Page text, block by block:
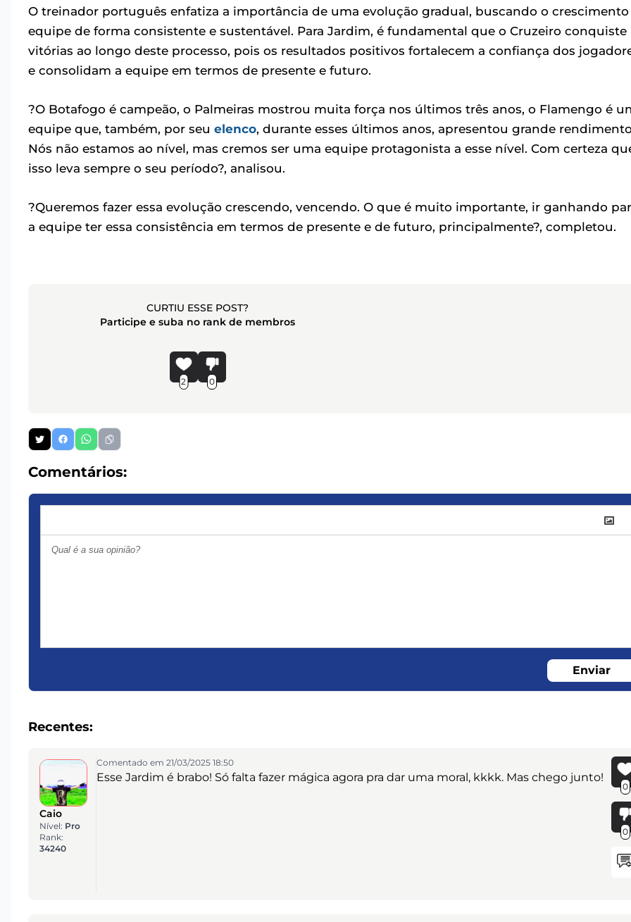
O treinador português enfatiza a importância de uma evolução gradual, buscando o crescimento
equipe de forma consistente e sustentável. Para Jardim, é fundamental que o Cruzeiro conquiste
vitórias ao longo deste processo, pois os resultados positivos fortalecem a confiança dos
e consolidam a equipe em termos de presente e futuro.
?O Botafogo é campeão, o Palmeiras mostrou muita força nos últimos três anos, o Flamengo é
equipe que, também, por seu elenco, durante esses últimos anos, apresentou grande
Nós não estamos ao nível, mas cremos ser uma equipe protagonista a esse nível. Com certeza
isso leva sempre o seu período?, analisou.
?Queremos fazer essa evolução crescendo, vencendo. O que é muito importante, ir ganhando
a equipe ter essa consistência em termos de presente e de futuro, principalmente?, completou.
CURTIU ESSE POST?
Participe e suba no rank de membros
2 0
Comentários:
Enviar
Recentes:
Caio
Nível: Pro
Rank:
34240
Comentado em 21/03/2025 18:50
Esse Jardim é brabo! Só falta fazer mágica agora pra dar uma moral, kkkk. Mas chego junto!
0
0